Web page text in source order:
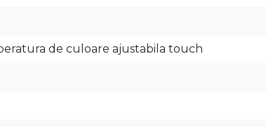
de culoare ajustabila touch